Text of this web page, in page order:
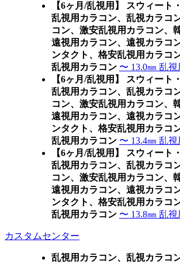
【6ヶ月/乱視用】 スウィート
乱視用カラコン、乱視カラコ
コン、激安乱視用カラコン、
遠視用カラコン、遠視カラコ
ンタクト、格安乱視用カラコ
乱視用カラコン 〜 13.0㎜ 乱
【6ヶ月/乱視用】 スウィート
乱視用カラコン、乱視カラコ
コン、激安乱視用カラコン、
遠視用カラコン、遠視カラコ
ンタクト、格安乱視用カラコ
乱視用カラコン 〜 13.4㎜ 乱
【6ヶ月/乱視用】 スウィート
乱視用カラコン、乱視カラコ
コン、激安乱視用カラコン、
遠視用カラコン、遠視カラコ
ンタクト、格安乱視用カラコ
乱視用カラコン 〜 13.8㎜ 乱
カスタムセンター
乱視用カラコン、乱視カラコ